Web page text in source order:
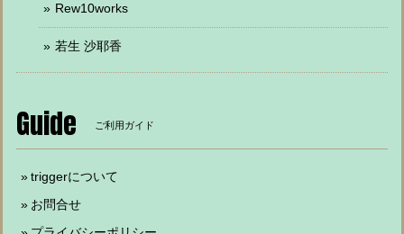
Rew10works
若生 沙耶香
Guide ご利用ガイド
triggerについて
お問合せ